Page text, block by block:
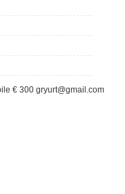
€ 300 gryurt@gmail.com